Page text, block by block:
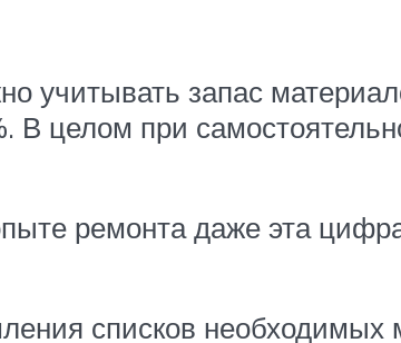
учитывать запас
В целом при
ремонта даже эта
списков необходимых